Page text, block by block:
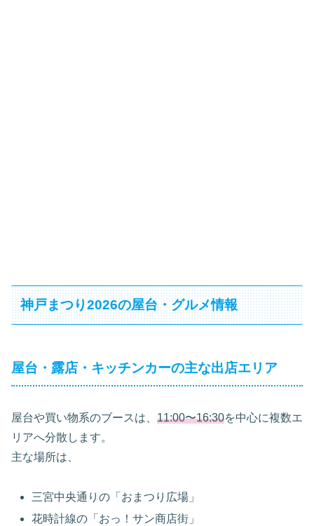
神戸まつり2026の屋台・グルメ情報
屋台・露店・キッチンカーの主な出店エリア
屋台や買い物系のブースは、 11:00〜16:30を中心に複数エ
リアへ分散します。
主な場所は、
三宮中央通りの「おまつり広場」
花時計線の「おっ！サン商店街」